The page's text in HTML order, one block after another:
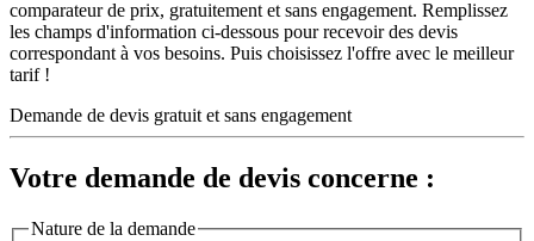
comparateur de prix, gratuitement et sans engagement. Remplissez
les champs d'information ci-dessous pour recevoir des devis
correspondant à vos besoins. Puis choisissez l'offre avec le meilleur
tarif !
Demande de devis gratuit et sans engagement
Votre demande de devis concerne :
Nature de la demande